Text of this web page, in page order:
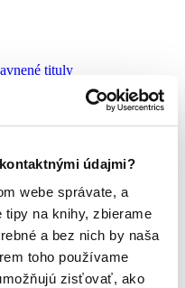
údajmi?
webe správate, a
na knihy, zbierame
a bez nich by naša
toho používame
zisťovať, ako
tituly
(0 titulov)
dostupná (bez
čítaná - výborný stav